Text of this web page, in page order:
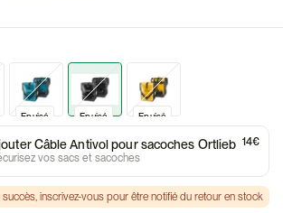
Promo
Epuisé
Epuisé Promo
Epuisé
Epuisé Promo
Epuisé
Epuisé
Câble Antivol pour sacoches Ortlieb
vos sacs et sacoches
14€
inscrivez-vous pour être notifié du retour en stock